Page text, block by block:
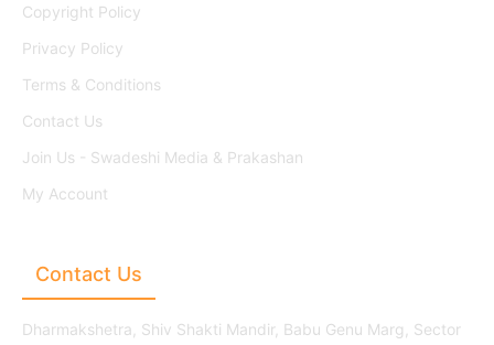
Copyright Policy
Privacy Policy
Terms & Conditions
Contact Us
Join Us - Swadeshi Media & Prakashan
My Account
Contact Us
Dharmakshetra, Shiv Shakti Mandir, Babu Genu Marg, Sector